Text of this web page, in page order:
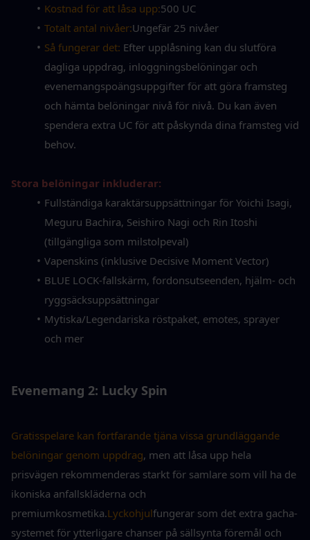
Kostnad för att låsa upp:500 UC
Totalt antal nivåer:Ungefär 25 nivåer
Så fungerar det: Efter upplåsning kan du slutföra
dagliga uppdrag, inloggningsbelöningar och
evenemangspoängsuppgifter för att göra framsteg
och hämta belöningar nivå för nivå. Du kan även
spendera extra UC för att påskynda dina framsteg vid
behov.
Stora belöningar inkluderar:
Fullständiga karaktärsuppsättningar för Yoichi Isagi,
Meguru Bachira, Seishiro Nagi och Rin Itoshi
(tillgängliga som milstolpeval)
Vapenskins (inklusive Decisive Moment Vector)
BLUE LOCK-fallskärm, fordonsutseenden, hjälm- och
ryggsäcksuppsättningar
Mytiska/Legendariska röstpaket, emotes, sprayer
och mer
Evenemang 2: Lucky Spin
Gratisspelare kan fortfarande tjäna vissa grundläggande
belöningar genom uppdrag, men att låsa upp hela
prisvägen rekommenderas starkt för samlare som vill ha de
ikoniska anfallskläderna och
premiumkosmetika.Lyckohjulfungerar som det extra gacha-
systemet för ytterligare chanser på sällsynta föremål och